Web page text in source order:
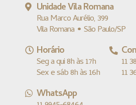
Unidade Vila Romana
Rua Marco Aurélio, 399
Vila Romana • São Paulo/SP
Horário
Seg a qui 8h às 17h
Sex e sáb 8h às 16h
11
11
WhatsApp